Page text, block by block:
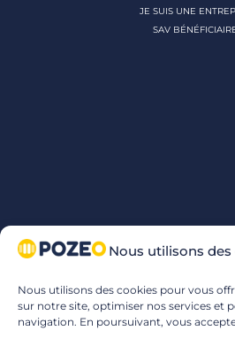
Nous utilisons
Nous utilisons des cookies pour vous
sur notre site, optimiser nos services et
navigation. En poursuivant, vous
JE SUIS UNE
SAV